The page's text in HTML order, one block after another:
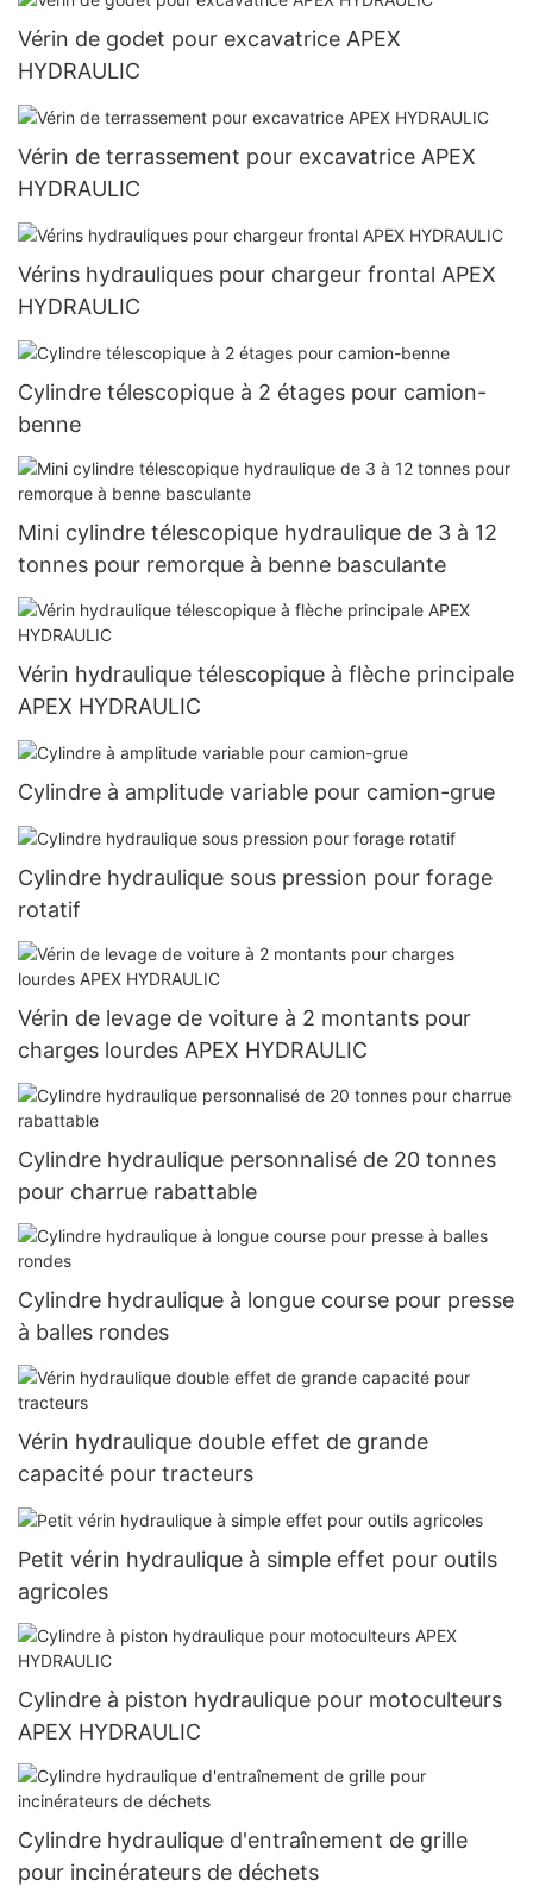
Vérin de godet pour excavatrice APEX
HYDRAULIC
Vérin de terrassement pour excavatrice APEX
HYDRAULIC
Vérins hydrauliques pour chargeur frontal APEX
HYDRAULIC
Cylindre télescopique à 2 étages pour camion-
benne
Mini cylindre télescopique hydraulique de 3 à 12
tonnes pour remorque à benne basculante
Vérin hydraulique télescopique à flèche principale
APEX HYDRAULIC
Cylindre à amplitude variable pour camion-grue
Cylindre hydraulique sous pression pour forage
rotatif
Vérin de levage de voiture à 2 montants pour
charges lourdes APEX HYDRAULIC
Cylindre hydraulique personnalisé de 20 tonnes
pour charrue rabattable
Cylindre hydraulique à longue course pour presse
à balles rondes
Vérin hydraulique double effet de grande
capacité pour tracteurs
Petit vérin hydraulique à simple effet pour outils
agricoles
Cylindre à piston hydraulique pour motoculteurs
APEX HYDRAULIC
Cylindre hydraulique d'entraînement de grille
pour incinérateurs de déchets